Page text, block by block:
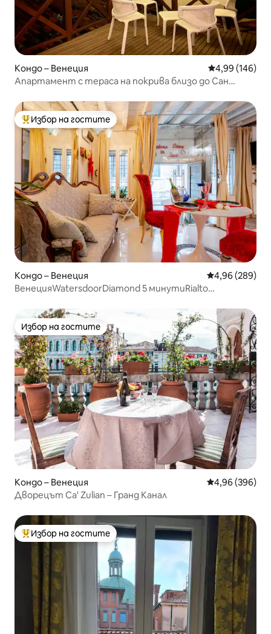
Кондо – Венеция Средна
4,99 (146)
Апартамент с тераса на покрива близо до Сан
Най-популярен избор на гостите
Избор на гостите
Кондо – Венеция Средна
4,96 (289)
ВенецияWatersdoorDiamond 5 минутиRialto
Избор на гостите
Избор на гостите
Кондо – Венеция Средна
4,96 (396)
Дворецът Ca' Zulian – Гранд Канал
Най-популярен избор на гостите
Избор на гостите